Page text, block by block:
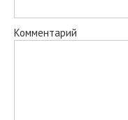
Комментарий